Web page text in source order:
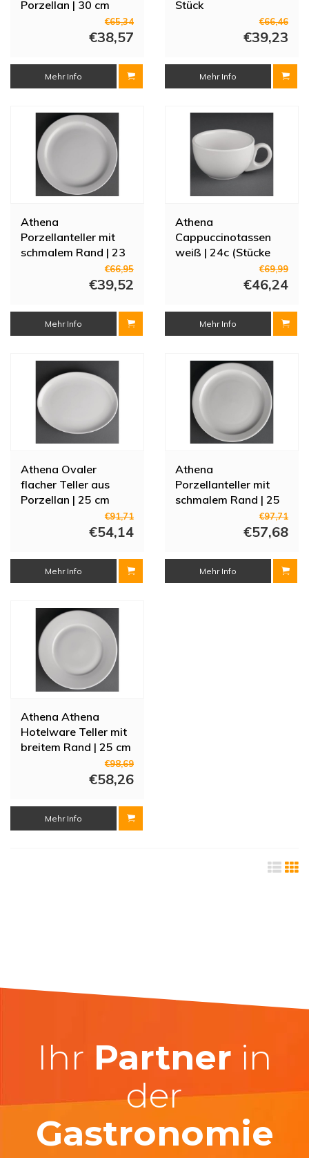
Porzellan | 30 cm
€65,34
€38,57
Mehr Info
Stück
€66,46
€39,23
Mehr Info
Athena
Porzellanteller mit
schmalem Rand | 23
€66,95
€39,52
Mehr Info
Athena
Cappuccinotassen
weiß | 24c (Stücke
€69,99
€46,24
Mehr Info
Athena Ovaler
flacher Teller aus
Porzellan | 25 cm
€91,71
€54,14
Mehr Info
Athena
Porzellanteller mit
schmalem Rand | 25
€97,71
€57,68
Mehr Info
Athena Athena
Hotelware Teller mit
breitem Rand | 25 cm
€98,69
€58,26
Mehr Info
Ihr Partner in
der
Gastronomie